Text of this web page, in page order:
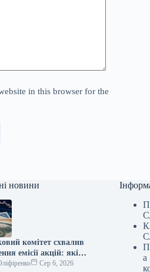
in this browser for the
новини
комітет схвалив
емісії акцій: які
— Мінфін
Сер 6, 2026
а